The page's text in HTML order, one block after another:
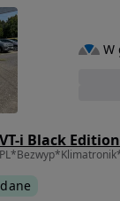
i Black Edition
W